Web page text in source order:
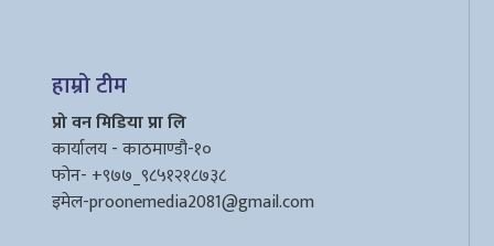
हाम्रो टीम
प्रो वन मिडिया प्रा लि
कार्यालय - काठमाण्डौ-१०
फोन- +९७७_९८५१२१८७३८
इमेल-proonemedia2081@gmail.com